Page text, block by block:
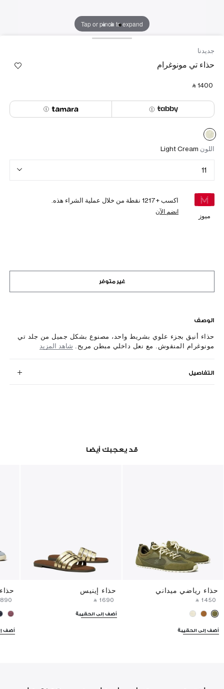
Tap or pinch to expand
جديدنا
حذاء تي مونوغرام
‎ ⃁ ⁦1400⁩ ‎
اللون Light Cream
11
ميوز
اكسب +1217 نقطة من خلال عملية الشراء هذه.
انضم الآن
غير متوفر
الوصف
حذاء أنيق بجزء علوي بشريط واحد، مصنوع بشكل جميل من جلد تي
مونوغرام المنقوش. مع نعل داخلي مبطن مريح. شاهد المزيد
التفاصيل
قد يعجبك أيضا
حذاء رياضي ميداني
‎ ⃁ ⁦1450⁩ ‎
أضف إلى الحقيبة
حذاء إينيس
‎ ⃁ ⁦1690⁩ ‎
أضف إلى الحقيبة
أضف